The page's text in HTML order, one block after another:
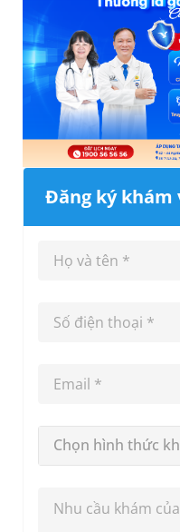
Đăng ký khám
Chọn hình thức